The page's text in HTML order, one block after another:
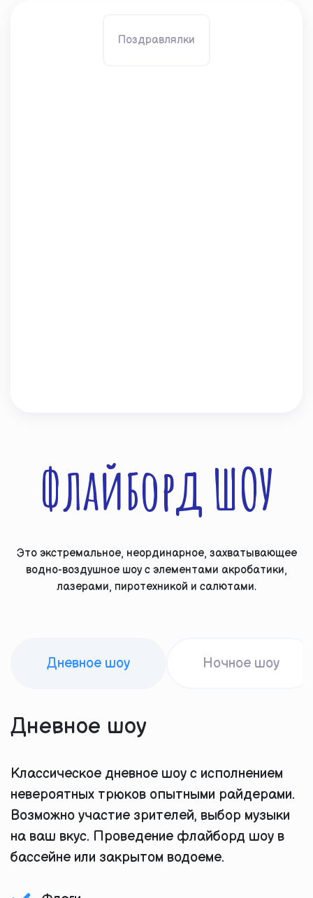
Поздравлялки
Флайборд ШОУ
Это экстремальное, неординарное, захватывающее
водно-воздушное шоу с элементами акробатики,
лазерами, пиротехникой и салютами.
Дневное шоу Ночное шоу
Дневное шоу
Классическое дневное шоу с исполнением
невероятных трюков опытными райдерами.
Возможно участие зрителей, выбор музыки
на ваш вкус. Проведение флайборд шоу в
бассейне или закрытом водоеме.